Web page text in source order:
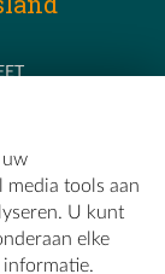
uw
media tools aan
U kunt
elke
informatie.